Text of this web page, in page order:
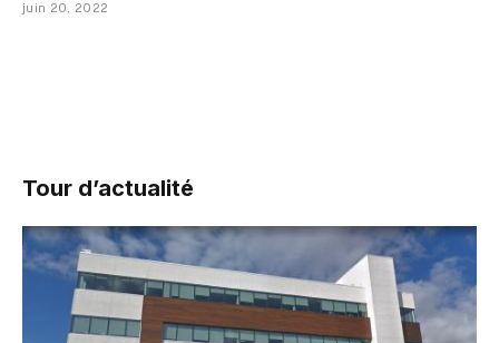
juin 20, 2022
Tour d’actualité